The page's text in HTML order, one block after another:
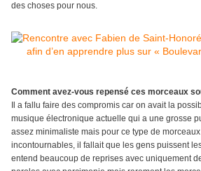
des choses pour nous.
Comment avez-vous repensé ces morceaux
Il a fallu faire des compromis car on avait la
musique électronique actuelle qui a une grosse
assez minimaliste mais pour ce type de
incontournables, il fallait que les gens puissent
entend beaucoup de reprises avec uniquement